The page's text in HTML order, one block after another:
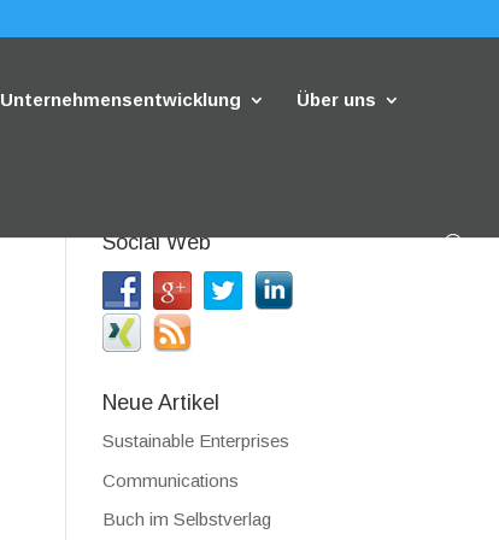
Unternehmensentwicklung Über uns
Social Web
Neue Artikel
Sustainable Enterprises
Communications
Buch im Selbstverlag